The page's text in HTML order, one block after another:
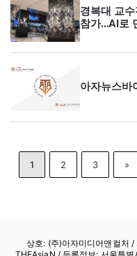
경복대 교
참가…AI로
아자뉴스
1 2 3 »
상호: (주)아자미디어앤컬처 /